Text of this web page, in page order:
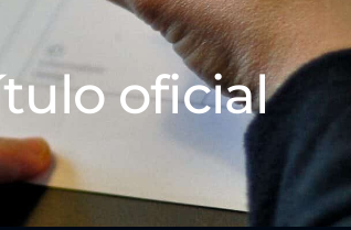
oficial